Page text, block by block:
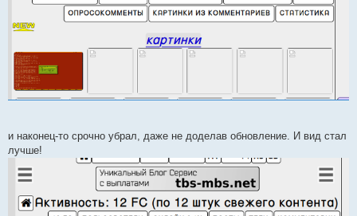
и наконец-то срочно убрал, даже не доделав обновление. И вид стал
лучше!